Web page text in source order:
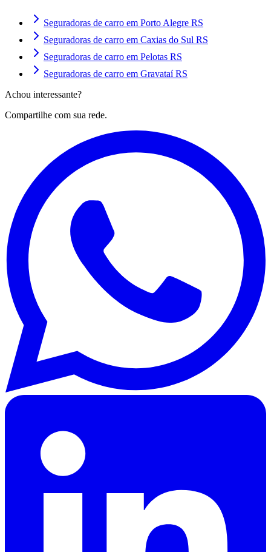
Seguradoras de carro em Porto Alegre RS
Seguradoras de carro em Caxias do Sul RS
Seguradoras de carro em Pelotas RS
Seguradoras de carro em Gravataí RS
Achou interessante?
Compartilhe com sua rede.